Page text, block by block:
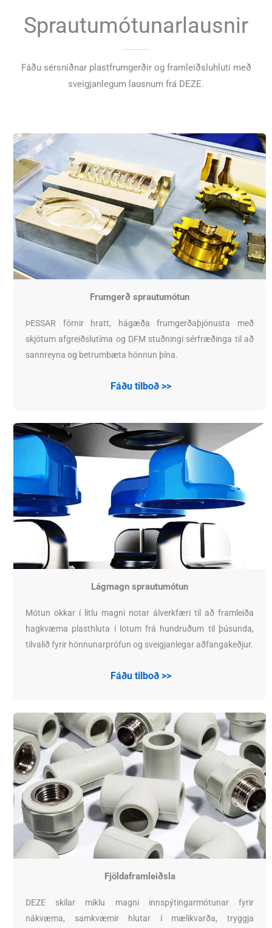
Sprautumótunarlausnir
Fáðu sérsniðnar plastfrumgerðir og framleiðsluhluti með
sveigjanlegum lausnum frá DEZE.
Frumgerð sprautumótun
ÞESSAR fórnir hratt, hágæða frumgerðaþjónusta með
skjótum afgreiðslutíma og DFM stuðningi sérfræðinga til að
sannreyna og betrumbæta hönnun þína.
Fáðu tilboð >>
Lágmagn sprautumótun
Mótun okkar í litlu magni notar álverkfæri til að framleiða
hagkvæma plasthluta í lotum frá hundruðum til þúsunda,
tilvalið fyrir hönnunarprófun og sveigjanlegar aðfangakeðjur.
Fáðu tilboð >>
Fjöldaframleiðsla
DEZE skilar miklu magni innspýtingarmótunar fyrir
nákvæma, samkvæmir hlutar í mælikvarða, tryggja